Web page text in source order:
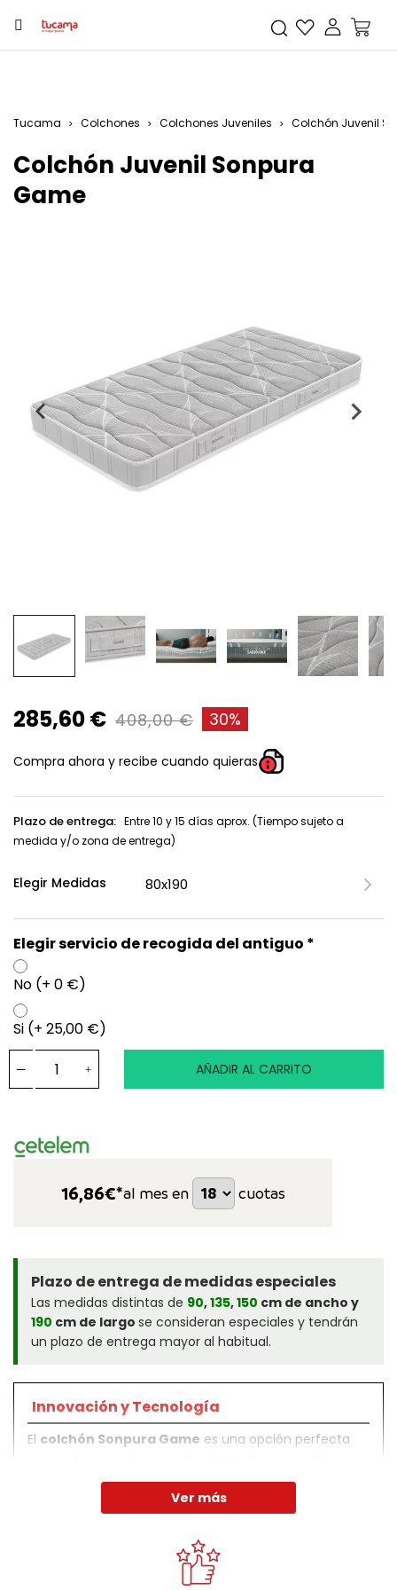
Tucama Colchones Colchones Juveniles Colchón Juvenil
Colchón Juvenil Sonpura
Game
285,60 € 408,00 € 30%
Compra ahora y recibe cuando quieras
Plazo de entrega: Entre 10 y 15 días aprox. (Tiempo sujeto a
medida y/o zona de entrega)
Elegir Medidas
Elegir servicio de recogida del antiguo *
No (+ 0 €)
Si (+ 25,00 €)
AÑADIR AL CARRITO
16,86€*al mes en cuotas
Plazo de entrega de medidas especiales
Las medidas distintas de 90,135,150 cm de ancho y
190 cm de largo se consideran especiales y tendrán
un plazo de entrega mayor al habitual.
Innovación y Tecnología
El colchón Sonpura Game es una opción perfecta
que su grosor reducido permite adaptarse incluso a los
huecos más reducidos. Su acolchado, a
en la tumbada, sin perder la sensación
firmeza media-alta
Ver más